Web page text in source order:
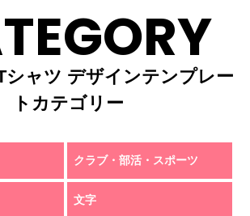
シャツ デザインテンプレー
トカテゴリー
クラブ・部活・スポーツ
文字